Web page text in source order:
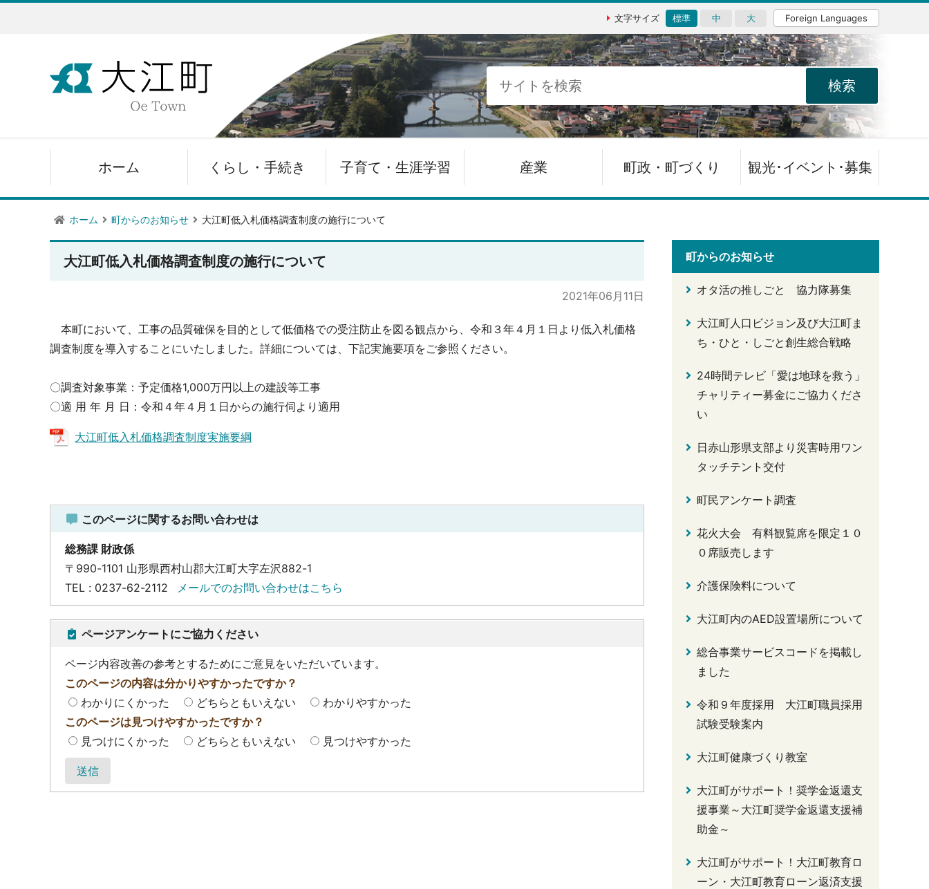
文字サイズ 標準 中 大 Foreign Languages
ホーム くらし・手続き 子育て・生涯学習 産業 町政・町づくり 観光･イベント･募集
ホーム 町からのお知らせ 大江町低入札価格調査制度の施行について
大江町低入札価格調査制度の施行について
2021年06月11日
本町において、工事の品質確保を目的として低価格での受注防止を図る観点から、令和３年４月１日より低入札価格
調査制度を導入することにいたしました。詳細については、下記実施要項をご参照ください。
〇調査対象事業：予定価格1,000万円以上の建設等工事
〇適 用 年 月 日：令和４年４月１日からの施行伺より適用
大江町低入札価格調査制度実施要綱
このページに関するお問い合わせは
総務課 財政係
〒990-1101 山形県西村山郡大江町大字左沢882-1
TEL : 0237-62-2112
メールでのお問い合わせはこちら
ページアンケートにご協力ください
ページ内容改善の参考とするためにご意見をいただいています。
このページの内容は分かりやすかったですか？
わかりにくかった
どちらともいえない
わかりやすかった
このページは見つけやすかったですか？
見つけにくかった
どちらともいえない 見つけやすかった
送信
町からのお知らせ
オタ活の推しごと 協力隊募集
大江町人口ビジョン及び大江町ま
ち・ひと・しごと創生総合戦略
24時間テレビ「愛は地球を救う」
チャリティー募金にご協力くださ
い
日赤山形県支部より災害時用ワン
タッチテント交付
町民アンケート調査
花火大会 有料観覧席を限定１０
０席販売します
介護保険料について
大江町内のAED設置場所について
総合事業サービスコードを掲載し
ました
令和９年度採用 大江町職員採用
試験受験案内
大江町健康づくり教室
大江町がサポート！奨学金返還支
援事業～大江町奨学金返還支援補
助金～
大江町がサポート！大江町教育ロ
ーン・大江町教育ローン返済支援